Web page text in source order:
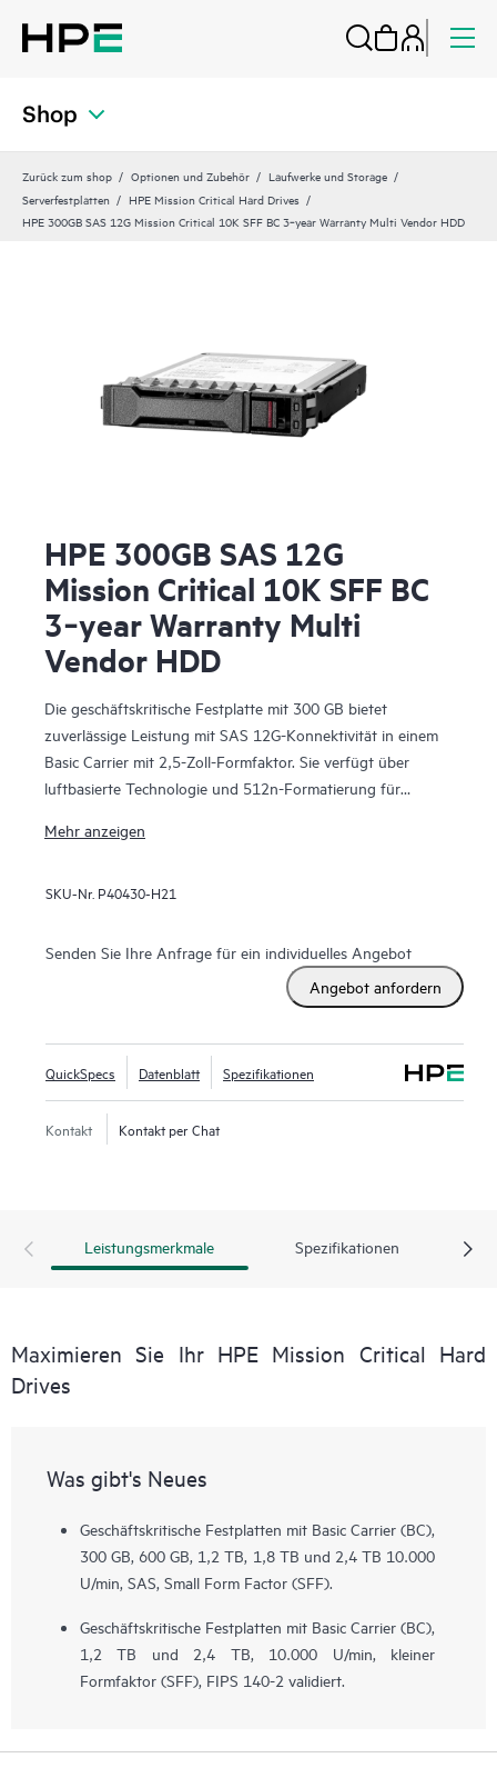
Shop
Zurück zum shop Optionen und Zubehör
Laufwerke und Storage
Serverfestplatten
HPE Mission Critical Hard Drives
HPE 300GB SAS 12G Mission Critical 10K SFF BC 3‑year Warranty Multi Vendor HDD
HPE 300GB SAS 12G
Mission Critical 10K SFF BC
3‑year Warranty Multi
Vendor HDD
Die geschäftskritische Festplatte mit 300 GB bietet
zuverlässige Leistung mit SAS 12G-Konnektivität in einem
Basic Carrier mit 2,5-Zoll-Formfaktor. Sie verfügt über
luftbasierte Technologie und 512n-Formatierung für
Mehr anzeigen
SKU-Nr. P40430-H21
Senden Sie Ihre Anfrage für ein individuelles Angebot
Angebot anfordern
QuickSpecs Datenblatt Spezifikationen
Kontakt Kontakt per Chat
Leistungsmerkmale Spezifikationen
Maximieren Sie Ihr HPE Mission Critical Hard
Drives
Was gibt's Neues
Geschäftskritische Festplatten mit Basic Carrier (BC),
300 GB, 600 GB, 1,2 TB, 1,8 TB und 2,4 TB 10.000
U/min, SAS, Small Form Factor (SFF).
Geschäftskritische Festplatten mit Basic Carrier (BC),
1,2 TB und 2,4 TB, 10.000 U/min, kleiner
Formfaktor (SFF), FIPS 140-2 validiert.